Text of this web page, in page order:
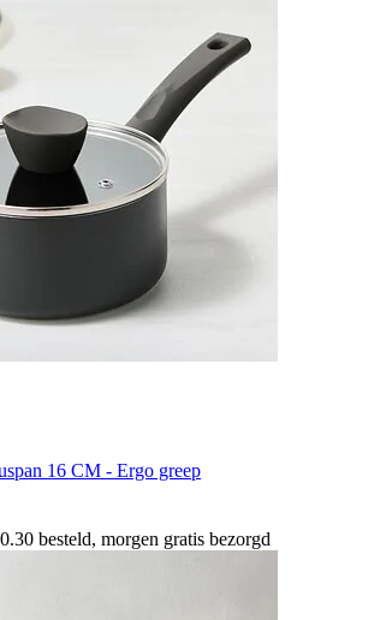
16 CM - Ergo greep
besteld, morgen gratis bezorgd